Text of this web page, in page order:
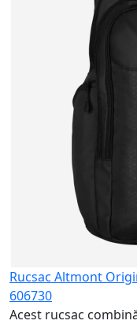
Rucsac Altmont
606730
Acest rucsac